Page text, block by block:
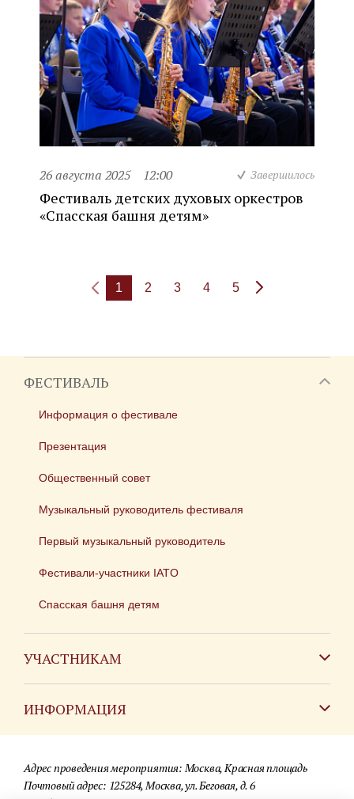
26 августа 2025 12:00 Завершилось
Фестиваль детских духовых оркестров
«Спасская башня детям»
1 2 3 4 5
ФЕСТИВАЛЬ
Информация о фестивале
Презентация
Общественный совет
Музыкальный руководитель фестиваля
Первый музыкальный руководитель
Фестивали-участники IATO
Спасская башня детям
УЧАСТНИКАМ
ИНФОРМАЦИЯ
Для СМИ
Адрес проведения мероприятия: Москва, Красная площадь
Почтовый адрес: 125284, Москва, ул. Беговая, д. 6